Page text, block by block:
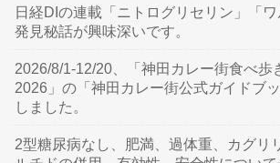
日経DIの連載「ニトログリセリン」「
発見秘話が興味深いです。
2026/8/1-12/20、「神田カレー街食べ歩
2026」の「神田カレー街公式ガイドブ
しました。
2型糖尿病なし、肥満、過体重、カグリ